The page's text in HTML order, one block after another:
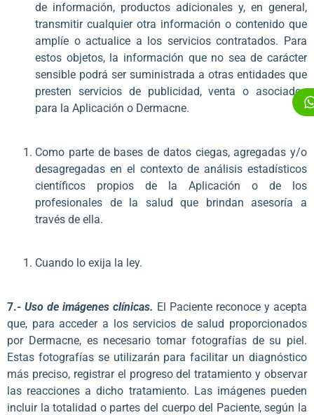
de información, productos adicionales y, en general,
transmitir cualquier otra información o contenido que
amplíe o actualice a los servicios contratados. Para
estos objetos, la información que no sea de carácter
sensible podrá ser suministrada a otras entidades que
presten servicios de publicidad, venta o asociados
para la Aplicación o Dermacne.
Como parte de bases de datos ciegas, agregadas y/o
desagregadas en el contexto de análisis estadísticos
científicos propios de la Aplicación o de los
profesionales de la salud que brindan asesoría a
través de ella.
Cuando lo exija la ley.
7.- Uso de imágenes clínicas. El Paciente reconoce y acepta
que, para acceder a los servicios de salud proporcionados
por Dermacne, es necesario tomar fotografías de su piel.
Estas fotografías se utilizarán para facilitar un diagnóstico
más preciso, registrar el progreso del tratamiento y observar
las reacciones a dicho tratamiento. Las imágenes pueden
incluir la totalidad o partes del cuerpo del Paciente, según la